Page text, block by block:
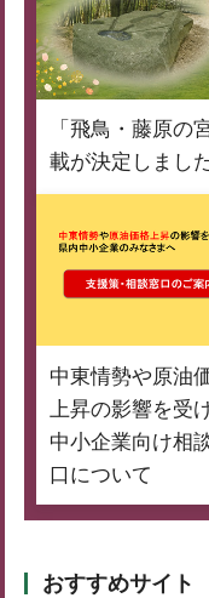
「飛鳥・藤原の
載が決定しまし
中東情勢や原油
上昇の影響を受
中小企業向け相
口について
おすすめサイト